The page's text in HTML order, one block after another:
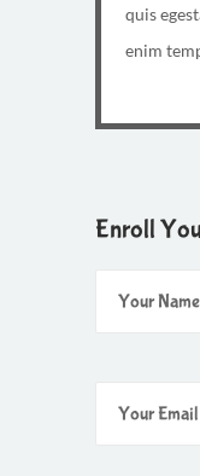
quis
enim
Enroll